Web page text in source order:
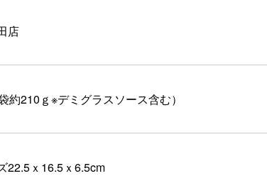
店
約210ｇ※デミグラスソース含む）
22.5ｘ16.5ｘ6.5cm